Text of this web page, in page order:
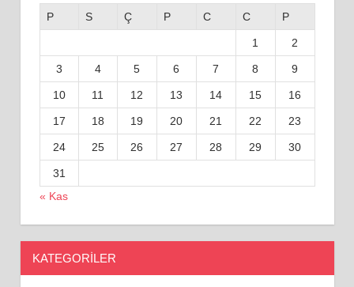
P S Ç P C C P
1 2
3 4 5 6 7 8 9
10 11 12 13 14 15 16
17 18 19 20 21 22 23
24 25 26 27 28 29 30
31
« Kas
KATEGORILER